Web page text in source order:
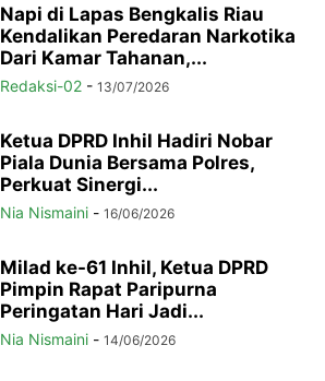
Napi di Lapas Bengkalis Riau
Kendalikan Peredaran Narkotika
Dari Kamar Tahanan,...
Redaksi-02 - 13/07/2026
Ketua DPRD Inhil Hadiri Nobar
Piala Dunia Bersama Polres,
Perkuat Sinergi...
Nia Nismaini - 16/06/2026
Milad ke-61 Inhil, Ketua DPRD
Pimpin Rapat Paripurna
Peringatan Hari Jadi...
Nia Nismaini - 14/06/2026